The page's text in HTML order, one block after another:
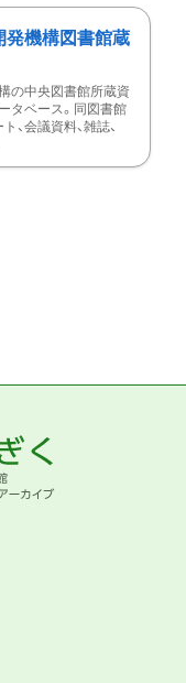
発機構図書館蔵
の中央図書館所蔵資
タベース。同図書館
、会議資料、雑誌、